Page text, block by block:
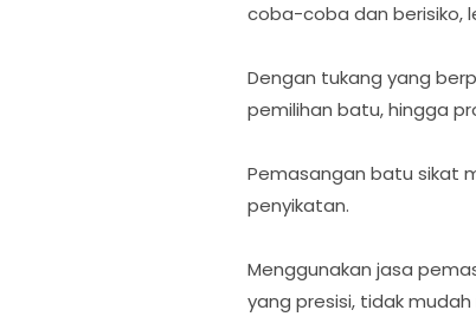
coba-coba dan berisiko,
Dengan tukang yang
pemilihan batu, hingga
Pemasangan batu sikat
penyikatan.
Menggunakan jasa
yang presisi, tidak